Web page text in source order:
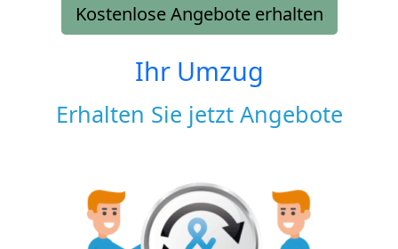
Kostenlose Angebote erhalten
Ihr Umzug
Erhalten Sie jetzt Angebote